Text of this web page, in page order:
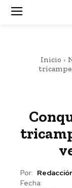
Inicio
Por:
Fecha: